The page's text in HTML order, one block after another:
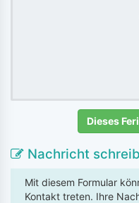
Dieses
Nachricht
Mit diesem Formular
Kontakt treten. Ihre